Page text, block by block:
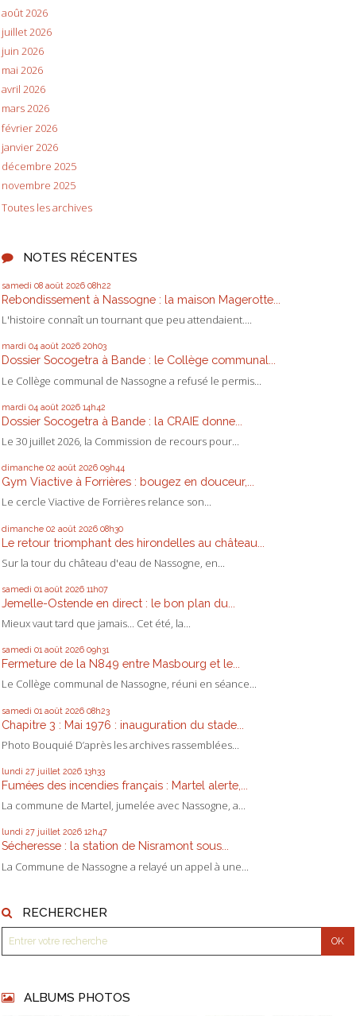
août 2026
juillet 2026
juin 2026
mai 2026
avril 2026
mars 2026
février 2026
janvier 2026
décembre 2025
novembre 2025
Toutes les archives
NOTES RÉCENTES
samedi 08 août 2026 08h22
Rebondissement à Nassogne : la maison Magerotte...
L'histoire connaît un tournant que peu attendaient....
mardi 04 août 2026 20h03
Dossier Socogetra à Bande : le Collège communal...
Le Collège communal de Nassogne a refusé le permis...
mardi 04 août 2026 14h42
Dossier Socogetra à Bande : la CRAIE donne...
Le 30 juillet 2026, la Commission de recours pour...
dimanche 02 août 2026 09h44
Gym Viactive à Forrières : bougez en douceur,...
Le cercle Viactive de Forrières relance son...
dimanche 02 août 2026 08h30
Le retour triomphant des hirondelles au château...
Sur la tour du château d'eau de Nassogne, en...
samedi 01 août 2026 11h07
Jemelle-Ostende en direct : le bon plan du...
Mieux vaut tard que jamais... Cet été, la...
samedi 01 août 2026 09h31
Fermeture de la N849 entre Masbourg et le...
Le Collège communal de Nassogne, réuni en séance...
samedi 01 août 2026 08h23
Chapitre 3 : Mai 1976 : inauguration du stade...
Photo Bouquié D’après les archives rassemblées...
lundi 27 juillet 2026 13h33
Fumées des incendies français : Martel alerte,...
La commune de Martel, jumelée avec Nassogne, a...
lundi 27 juillet 2026 12h47
Sécheresse : la station de Nisramont sous...
La Commune de Nassogne a relayé un appel à une...
RECHERCHER
ALBUMS PHOTOS